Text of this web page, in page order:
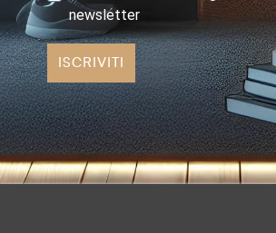
newsletter
ISCRIVITI